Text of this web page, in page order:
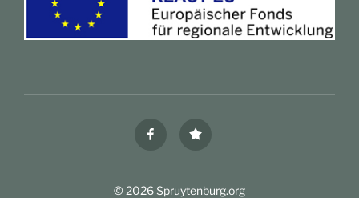
facebook Google
© 2026 Spruytenburg.org